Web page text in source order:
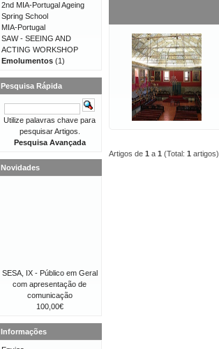
Artigos de 1 a 1 (Total: 1 artigos)
2nd MIA-Portugal Ageing
Spring School
MIA-Portugal
SAW - SEEING AND
ACTING WORKSHOP
Emolumentos (1)
Pesquisa Rápida
Utilize palavras chave para
pesquisar Artigos.
Pesquisa Avançada
Novidades
SESA, IX - Público em Geral
com apresentação de
comunicação
100,00€
Informações